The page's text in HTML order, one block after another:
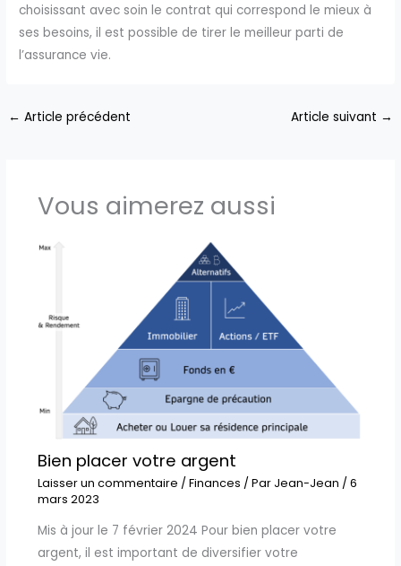
choisissant avec soin le contrat qui correspond le mieux à
ses besoins, il est possible de tirer le meilleur parti de
l’assurance vie.
← Article précédent Article suivant →
Vous aimerez aussi
Bien placer votre argent
Laisser un commentaire / Finances / Par Jean-Jean / 6
mars 2023
Mis à jour le 7 février 2024 Pour bien placer votre
argent, il est important de diversifier votre